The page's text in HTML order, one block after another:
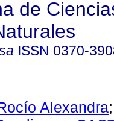
de
ISSN 0370-
Alexandra